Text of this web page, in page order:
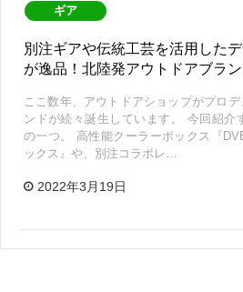
ギア
別注ギアや伝統工芸を活用した
が逸品！北陸発アウトドアブラ
ここ数年、アウトドアショップがプロ
ンドが続々誕生しています。 今回紹介
の一つ。 高性能クーラーボックス『
ックス』や、別注コラボレ…
2022年3月19日